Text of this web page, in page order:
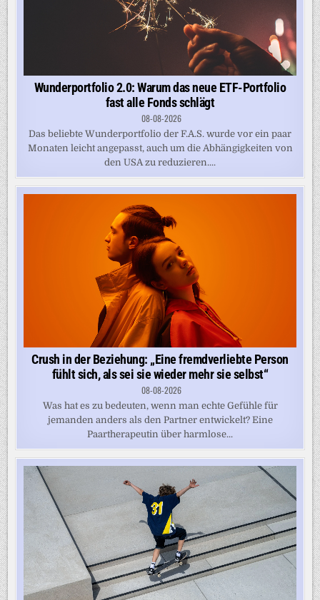
Wunderportfolio 2.0: Warum das neue ETF-Portfolio
fast alle Fonds schlägt
08-08-2026
Das beliebte Wunderportfolio der F.A.S. wurde vor ein paar
Monaten leicht angepasst, auch um die Abhängigkeiten von
den USA zu reduzieren....
Crush in der Beziehung: „Eine fremdverliebte Person
fühlt sich, als sei sie wieder mehr sie selbst“
08-08-2026
Was hat es zu bedeuten, wenn man echte Gefühle für
jemanden anders als den Partner entwickelt? Eine
Paartherapeutin über harmlose...